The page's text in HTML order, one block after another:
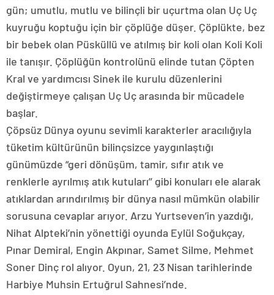
gün; umutlu, mutlu ve bilinçli bir uçurtma olan Uç Uç
kuyruğu koptuğu için bir çöplüğe düşer. Çöplükte, bez
bir bebek olan Püsküllü ve atılmış bir koli olan Koli Koli
ile tanışır. Çöplüğün kontrolünü elinde tutan Çöpten
Kral ve yardımcısı Sinek ile kurulu düzenlerini
değiştirmeye çalışan Uç Uç arasında bir mücadele
başlar.
Çöpsüz Dünya oyunu sevimli karakterler aracılığıyla
tüketim kültürünün bilinçsizce yaygınlaştığı
günümüzde “geri dönüşüm, tamir, sıfır atık ve
renklerle ayrılmış atık kutuları’’ gibi konuları ele alarak
atıklardan arındırılmış bir dünya nasıl mümkün olabilir
sorusuna cevaplar arıyor. Arzu Yurtseven’in yazdığı,
Nihat Alpteki’nin yönettiği oyunda Eylül Soğukçay,
Pınar Demiral, Engin Akpınar, Samet Silme, Mehmet
Soner Dinç rol alıyor. Oyun, 21, 23 Nisan tarihlerinde
Harbiye Muhsin Ertuğrul Sahnesi’nde.